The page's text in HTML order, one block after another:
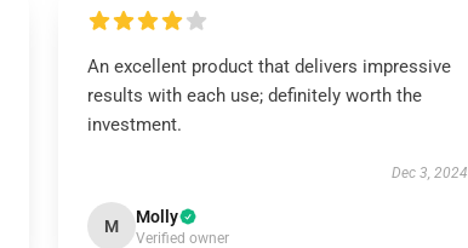
An excellent product that delivers impressive
results with each use; definitely worth the
investment.
Dec 3, 2024
M Molly
Verified owner